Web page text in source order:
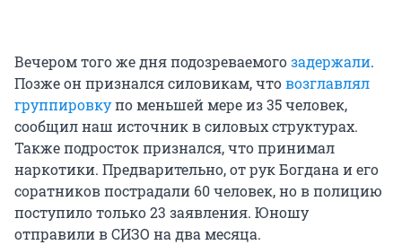
Вечером того же дня подозреваемогозадержали.
Позже он признался силовикам, чтовозглавлял
группировкупо меньшей мере из 35 человек,
сообщил наш источник в силовых структурах.
Также подросток признался, что принимал
наркотики. Предварительно, от рук Богдана и его
соратников пострадали 60 человек, но в полицию
поступило только 23 заявления. Юношу
отправили в СИЗО на два месяца.